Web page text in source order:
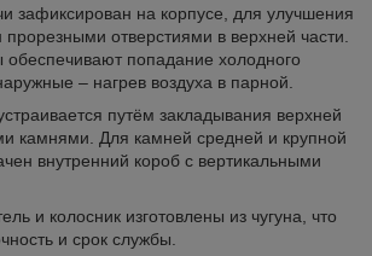
зафиксирован на корпусе, для улучшения
отверстиями в верхней части.
обеспечивают попадание холодного
– нагрев воздуха в парной.
путём закладывания верхней
камнями. Для камней средней и крупной
внутренний короб с вертикальными
и колосник изготовлены из чугуна, что
и срок службы.